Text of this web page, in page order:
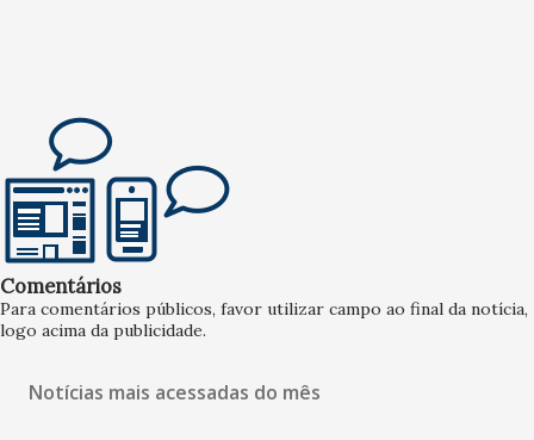
Comentários
Para comentários públicos, favor utilizar campo ao final da notícia,
logo acima da publicidade.
Notícias mais acessadas do mês